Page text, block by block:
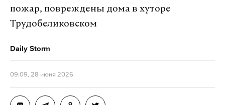
профильной математике, химии, физике и
информатике. Таких результатов удалось
учителей и родителей.
пожар, повреждены дома в хуторе
Трудобеликовском
Daily Storm
09:09, 28 июня 2026